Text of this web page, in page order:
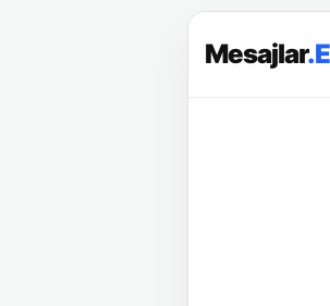
Mesajlar